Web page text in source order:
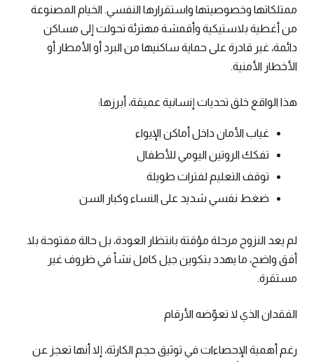
ممتلكاتها وخصوصيتها واستقرارها النفسي. الخيام المصنوعة
من أغطية بلاستيكية وأقمشة مهترئة تحولت إلى مساكن
دائمة، غير قادرة على حماية ساكنيها من البرد أو الأمطار أو
الأخطار الأمنية.
هذا الواقع خلق تحديات إنسانية عميقة، أبرزها:
غياب الأمان داخل أماكن الإيواء
تفكك الروتين اليومي للأطفال
توقف التعليم لفترات طويلة
ضغط نفسي شديد على النساء وكبار السن
لم يعد النزوح مرحلة مؤقتة بانتظار العودة، بل حالة مفتوحة بلا
أفق واضح، ما يهدد بتكوين جيل كامل نشأ في ظروف غير
مستقرة.
الفقدان الذي لا تعوّضه الأرقام
رغم أهمية الإحصاءات في توثيق حجم الكارثة، إلا أنها تعجز عن